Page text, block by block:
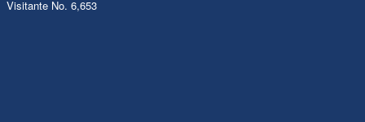
Visitante No. 6,653